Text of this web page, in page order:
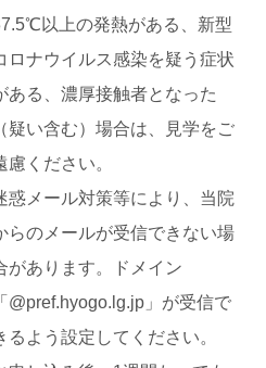
以上の発熱がある、新型
ロナウイルス感染を疑う症状
ある、濃厚接触者となった
（疑い含む）場合は、見学をご
慮ください。
惑メール対策等により、当院
らのメールが受信できない場
があります。ドメイン
「@pref.hyogo.lg.jp」が受信で
るよう設定してください。